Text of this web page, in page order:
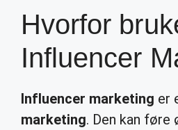
Hvorfor
Influencer
Influencer marketing er
marketing. Den kan føre